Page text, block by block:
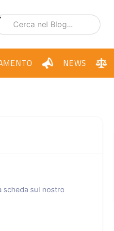
NEWS
scheda sul nostro